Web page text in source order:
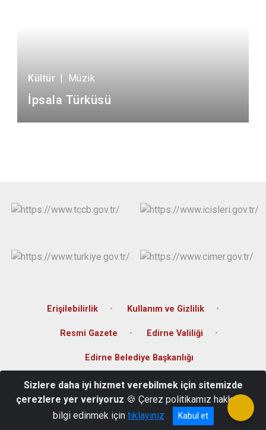
Kültür | Müzik
İpsala Türküsü
Erişilebilirlik Kullanım ve Gizlilik
Resmi Gazete Edirne Valiliği
Edirne Belediye Başkanlığı
Saraçilyas Mah. Çarşı Sok. No:1 İpsala/ Edirne
0(284) 616 10 09
Sizlere daha iyi hizmet verebilmek için sitemizde
çerezlere yer veriyoruz 🍪 Çerez politikamız hakkında
bilgi edinmek için tıklayınız Kabul et